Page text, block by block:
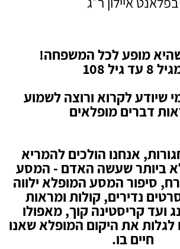
מופע לכל המשפחה!
8 עד גיל 108
שיודע לקרוא ורוצה לשמוע
דברים מופלאים
אנחנו הולכים להמריא
ביותר שעשה האדם - המסע
סיפור המסע המופלא ילווה
נדירים, קולות ומראות
ועד קריסטינה קוך, מאפולו
לגלות את היקום המופלא שאנו
חיים בו.